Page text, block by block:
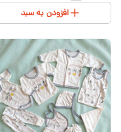
افزودن به سبد